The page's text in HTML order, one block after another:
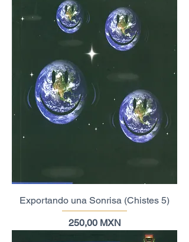
Exportando una Sonrisa (Chistes 5)
Precio
250,00 MXN